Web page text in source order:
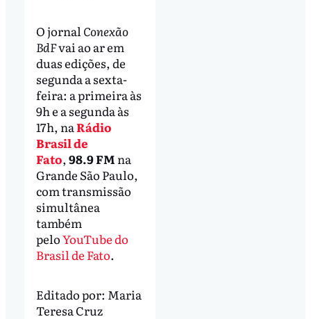
O jornalConexão
BdFvai ao ar em
duas edições, de
segunda a sexta-
feira: a primeira às
9h e a segunda às
17h, naRádio
Brasil de
Fato, 98.9 FM na
Grande São Paulo,
com transmissão
simultânea
também
peloYouTube do
Brasil de Fato.
Editado por: Maria
Teresa Cruz